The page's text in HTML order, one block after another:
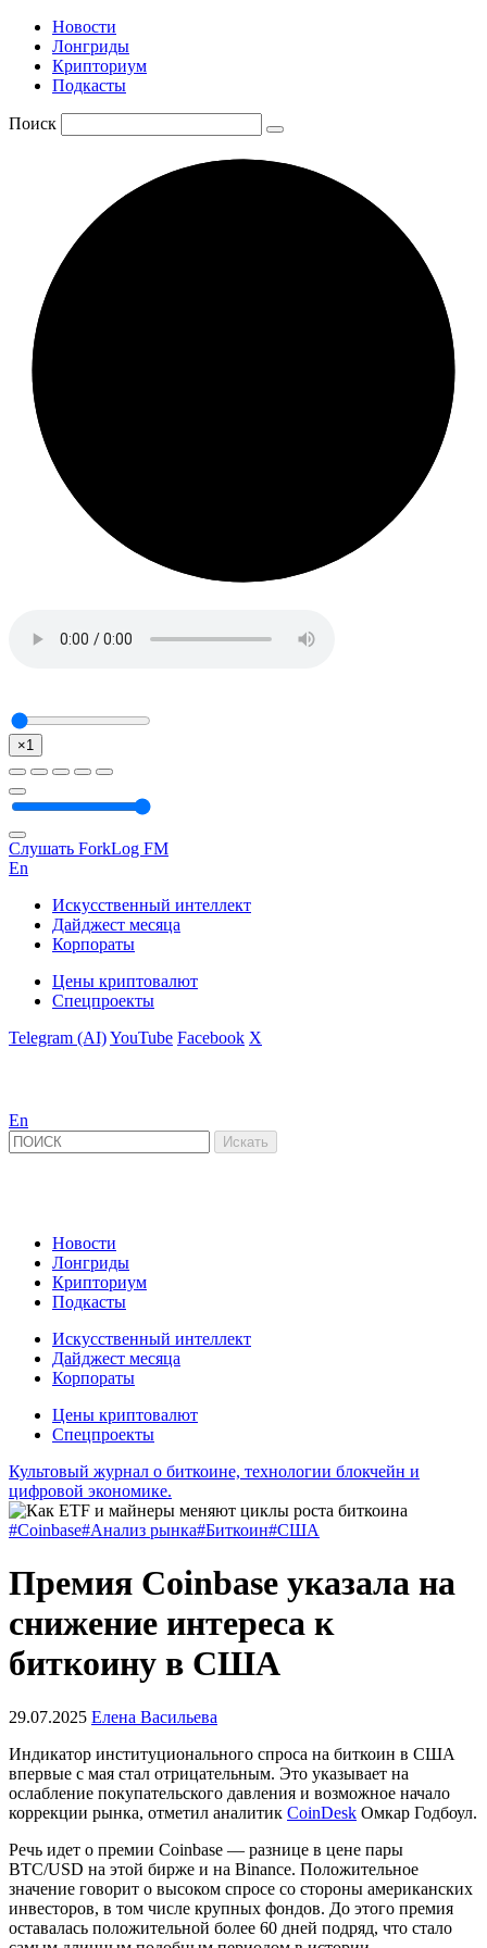
Новости
Лонгриды
Крипториум
Подкасты
Поиск
×1
Слушать ForkLog FM
En
Искусственный интеллект
Дайджест месяца
Корпораты
Цены криптовалют
Спецпроекты
Telegram (AI)YouTube Facebook X
En
Новости
Лонгриды
Крипториум
Подкасты
Искусственный интеллект
Дайджест месяца
Корпораты
Цены криптовалют
Спецпроекты
Культовый журнал о биткоине, технологии блокчейн и
цифровой экономике.
#Coinbase#Анализ рынка#Биткоин#США
Премия Coinbase указала на
снижение интереса к
биткоину в США
29.07.2025 Елена Васильева
Индикатор институционального спроса на биткоин в США
впервые с мая стал отрицательным. Это указывает на
ослабление покупательского давления и возможное начало
коррекции рынка, отметил аналитик CoinDesk Омкар Годбоул.
Речь идет о премии Coinbase — разнице в цене пары
BTC/USD на этой бирже и на Binance. Положительное
значение говорит о высоком спросе со стороны американских
инвесторов, в том числе крупных фондов. До этого премия
оставалась положительной более 60 дней подряд, что стало